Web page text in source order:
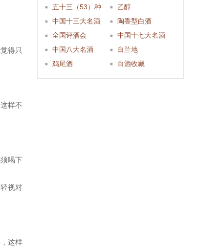
得只
样不
喝下
视对
这样
五十三（53）种
乙醇
中国十三大名酒
陶香型白酒
全国评酒会
中国十七大名酒
中国八大名酒
白兰地
鸡尾酒
白酒收藏